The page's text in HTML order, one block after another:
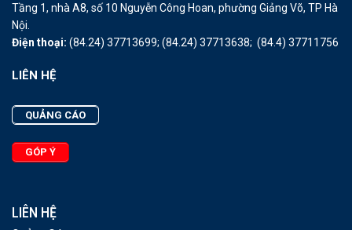
Tầng 1, nhà A8, số 10 Nguyễn Công Hoan, phường Giảng Võ, TP Hà
Nội.
Điện thoại: (84.24) 37713699; (84.24) 37713638; (84.4) 37711756
LIÊN HỆ
QUẢNG CÁO
GÓP Ý
LIÊN HỆ